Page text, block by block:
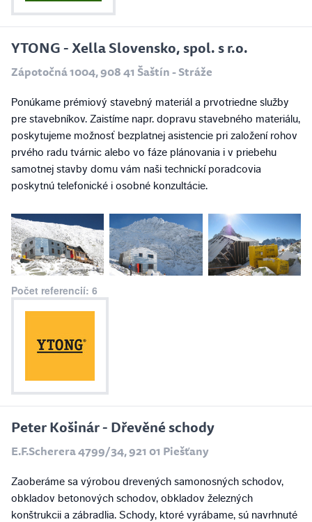
YTONG - Xella Slovensko, spol. s r.o.
Zápotočná 1004, 908 41 Šaštín - Stráže
Ponúkame prémiový stavebný materiál a prvotriedne služby
pre stavebníkov. Zaistíme napr. dopravu stavebného materiálu,
poskytujeme možnosť bezplatnej asistencie pri založení rohov
prvého radu tvárnic alebo vo fáze plánovania i v priebehu
samotnej stavby domu vám naši technickí poradcovia
poskytnú telefonické i osobné konzultácie.
Počet referencií: 6
Peter Košinár - Dřevěné schody
E.F.Scherera 4799/34, 921 01 Piešťany
Zaoberáme sa výrobou drevených samonosných schodov,
obkladov betonových schodov, obkladov železných
konštrukcii a zábradlia. Schody, ktoré vyrábame, sú navrhnuté